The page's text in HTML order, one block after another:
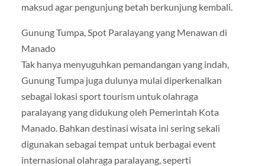
maksud agar pengunjung betah berkunjung kembali.
Gunung Tumpa, Spot Paralayang yang Menawan di
Manado
Tak hanya menyuguhkan pemandangan yang indah,
Gunung Tumpa juga dulunya mulai diperkenalkan
sebagai lokasi sport tourism untuk olahraga
paralayang yang didukung oleh Pemerintah Kota
Manado. Bahkan destinasi wisata ini sering sekali
digunakan sebagai tempat untuk berbagai event
internasional olahraga paralayang, seperti